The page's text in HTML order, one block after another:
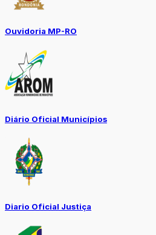
Ouvidoria MP-RO
Diário Oficial Municípios
Diario Oficial Justiça